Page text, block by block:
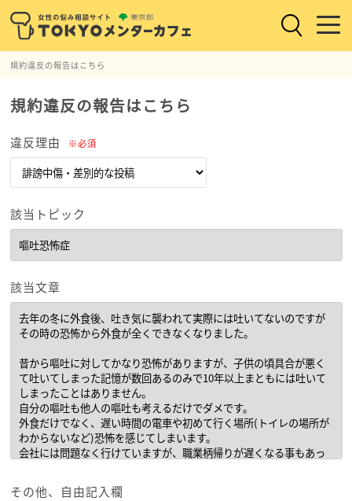
規約違反の報告はこちら
規約違反の報告はこちら
違反理由 ※必須
該当トピック
該当文章
その他、自由記入欄